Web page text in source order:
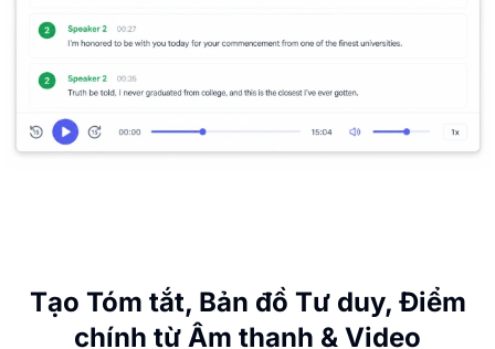
Tạo Tóm tắt, Bản đồ Tư duy, Điểm
chính từ Âm thanh & Video